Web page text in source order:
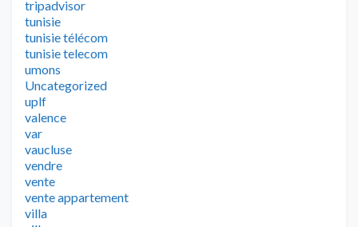
tripadvisor
tunisie
tunisie télécom
tunisie telecom
umons
Uncategorized
uplf
valence
var
vaucluse
vendre
vente
vente appartement
villa